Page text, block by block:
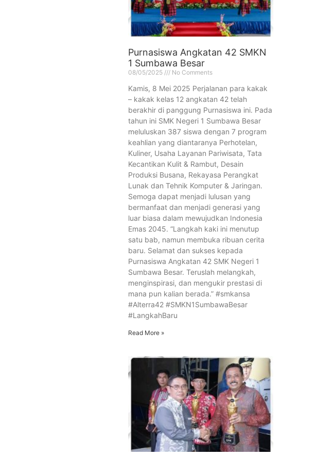
Purnasiswa Angkatan 42 SMKN
1 Sumbawa Besar
08/05/2025 No Comments
Kamis, 8 Mei 2025 Perjalanan para kakak
– kakak kelas 12 angkatan 42 telah
berakhir di panggung Purnasiswa ini. Pada
tahun ini SMK Negeri 1 Sumbawa Besar
meluluskan 387 siswa dengan 7 program
keahlian yang diantaranya Perhotelan,
Kuliner, Usaha Layanan Pariwisata, Tata
Kecantikan Kulit & Rambut, Desain
Produksi Busana, Rekayasa Perangkat
Lunak dan Tehnik Komputer & Jaringan.
Semoga dapat menjadi lulusan yang
bermanfaat dan menjadi generasi yang
luar biasa dalam mewujudkan Indonesia
Emas 2045. “Langkah kaki ini menutup
satu bab, namun membuka ribuan cerita
baru. Selamat dan sukses kepada
Purnasiswa Angkatan 42 SMK Negeri 1
Sumbawa Besar. Teruslah melangkah,
menginspirasi, dan mengukir prestasi di
mana pun kalian berada.” #smkansa
#Alterra42 #SMKN1SumbawaBesar
#LangkahBaru
Read More »